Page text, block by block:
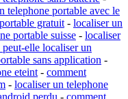
telephone portable avec le
gratuit - localiser un
portable suisse - localiser
elle localiser un
sans application -
eteint - comment
- localiser un telephone
perdu - comment